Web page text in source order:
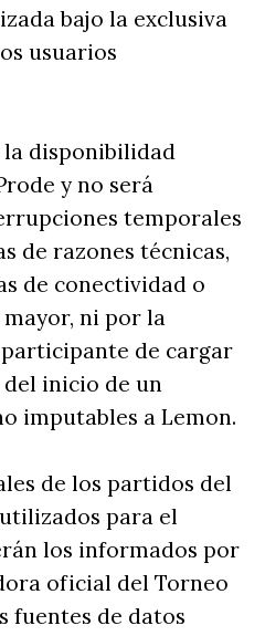
bajo la exclusiva
usuarios
disponibilidad
y no será
temporales
de razones técnicas,
de conectividad o
ni por la
de cargar
inicio de un
imputables a Lemon.
de los partidos del
para el
los informados por
oficial del Torneo
fuentes de datos